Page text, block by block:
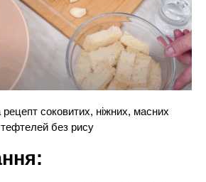
рецепт соковитих, ніжних, масних
тефтелей без рису